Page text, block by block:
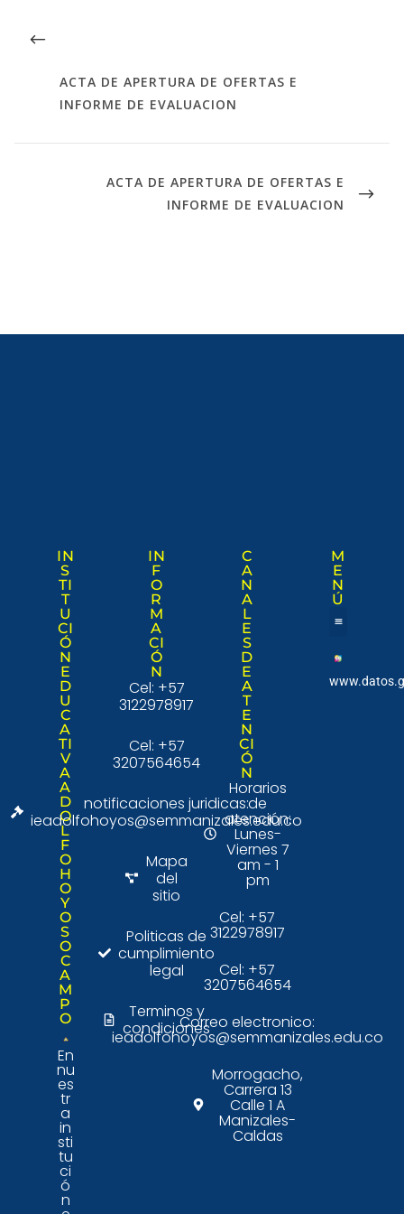
ACTA DE APERTURA DE OFERTAS E
INFORME DE EVALUACION
ACTA DE APERTURA DE OFERTAS E
INFORME DE EVALUACION
IN
S
TI
T
U
CI
Ó
N
E
D
U
C
A
TI
V
A
A
D
O
L
F
O
H
O
Y
O
S
O
C
A
M
P
O
En
nu
es
tr
a
in
sti
tu
ci
ó
n
IN
F
O
R
M
A
CI
Ó
N
Cel: +57
3122978917
Cel: +57
3207564654
notificaciones juridicas:
ieadolfohoyos@semmanizales.edu.co
Mapa
del
sitio
Politicas de
cumplimiento
legal
Terminos y
condiciones
C
A
N
A
L
E
S
D
E
A
T
E
N
CI
Ó
N
Horarios
de
atención:
Lunes-
Viernes 7
am - 1
pm
Cel: +57
3122978917
Cel: +57
3207564654
Correo electronico:
ieadolfohoyos@semmanizales.edu.co
Morrogacho,
Carrera 13
Calle 1 A
Manizales-
Caldas
M
E
N
Ú